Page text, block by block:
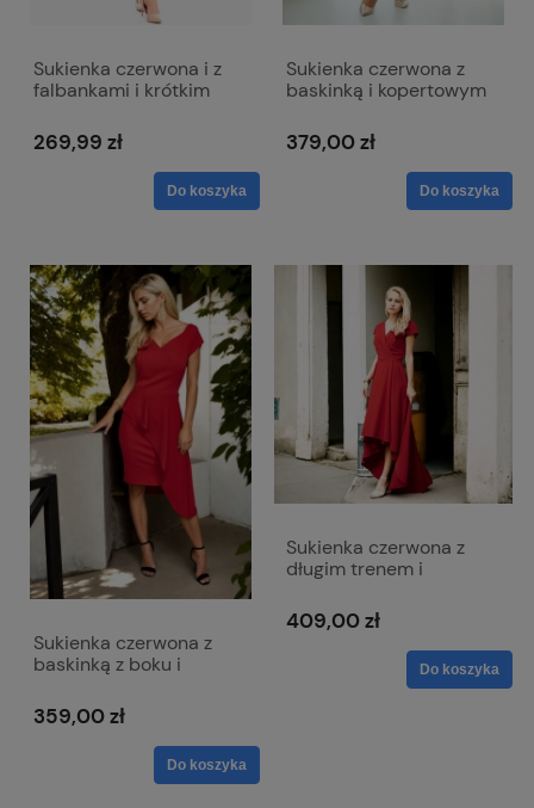
Sukienka czerwona i z
falbankami i krótkim
269,99 zł
Do koszyka
Sukienka czerwona z
baskinką i kopertowym
379,00 zł
Do koszyka
Sukienka czerwona z
baskinką z boku i
Victoria
359,00 zł
Do koszyka
Sukienka czerwona z
długim trenem i
Selena
409,00 zł
Do koszyka